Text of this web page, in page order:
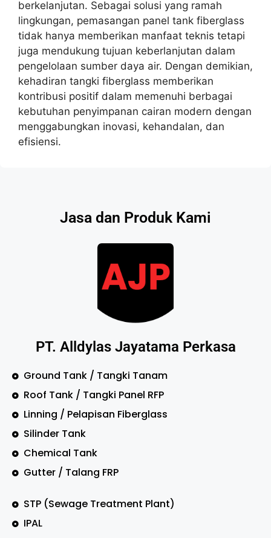
berkelanjutan. Sebagai solusi yang ramah
lingkungan, pemasangan panel tank fiberglass
tidak hanya memberikan manfaat teknis tetapi
juga mendukung tujuan keberlanjutan dalam
pengelolaan sumber daya air. Dengan demikian,
kehadiran tangki fiberglass memberikan
kontribusi positif dalam memenuhi berbagai
kebutuhan penyimpanan cairan modern dengan
menggabungkan inovasi, kehandalan, dan
efisiensi.
Jasa dan Produk Kami
PT. Alldylas Jayatama Perkasa
Ground Tank / Tangki Tanam
Roof Tank / Tangki Panel RFP
Linning / Pelapisan Fiberglass
Silinder Tank
Chemical Tank
Gutter / Talang FRP
STP (Sewage Treatment Plant)
IPAL